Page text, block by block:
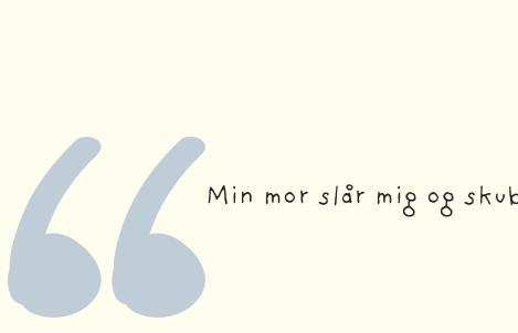
Min mor slår mig og